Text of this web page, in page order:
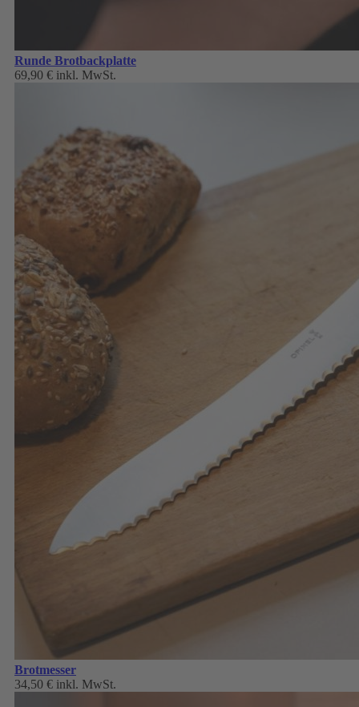
Runde Brotbackplatte
69,90 € inkl. MwSt.
Brotmesser
34,50 € inkl. MwSt.